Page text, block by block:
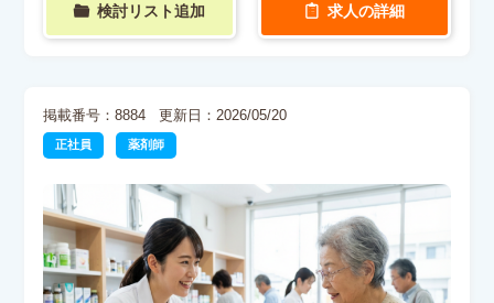
検討リスト追加 求人の詳細
掲載番号：8884 更新日：2026/05/20
正社員 薬剤師